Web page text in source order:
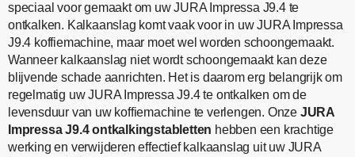
speciaal voor gemaakt om uw JURA Impressa J9.4 te
ontkalken. Kalkaanslag komt vaak voor in uw JURA Impressa
J9.4 koffiemachine, maar moet wel worden schoongemaakt.
Wanneer kalkaanslag niet wordt schoongemaakt kan deze
blijvende schade aanrichten. Het is daarom erg belangrijk om
regelmatig uw JURA Impressa J9.4 te ontkalken om de
levensduur van uw koffiemachine te verlengen. Onze JURA
Impressa J9.4 ontkalkingstabletten hebben een krachtige
werking en verwijderen effectief kalkaanslag uit uw JURA